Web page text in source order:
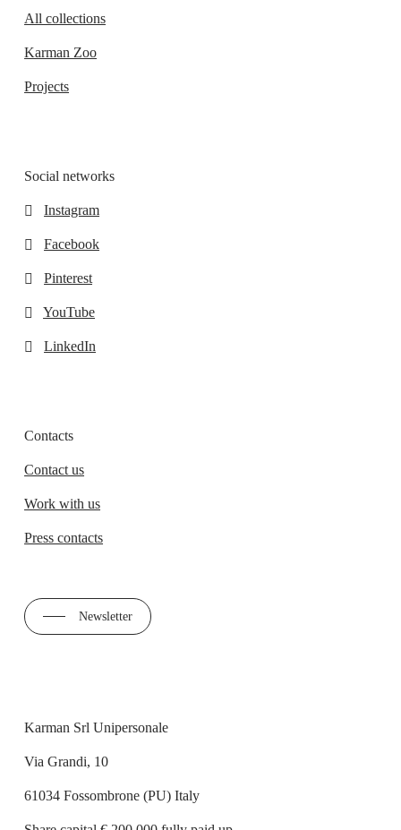
All collections
Karman Zoo
Projects
Social networks
Instagram
Facebook
Pinterest
YouTube
LinkedIn
Contacts
Contact us
Work with us
Press contacts
Newsletter
Karman Srl Unipersonale
Via Grandi, 10
61034 Fossombrone (PU) Italy